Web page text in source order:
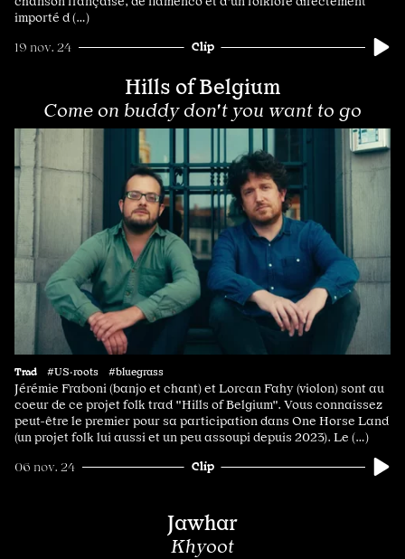
importé d (…)
19 nov. 24 Clip
Hills of Belgium
Come on buddy don't you want to go
Trad #US·roots #bluegrass
Jérémie Fraboni (banjo et chant) et Lorcan Fahy (violon) sont au
coeur de ce projet folk trad "Hills of Belgium". Vous connaissez
peut-être le premier pour sa participation dans One Horse Land
(un projet folk lui aussi et un peu assoupi depuis 2023). Le (…)
06 nov. 24 Clip
Jawhar
Khyoot